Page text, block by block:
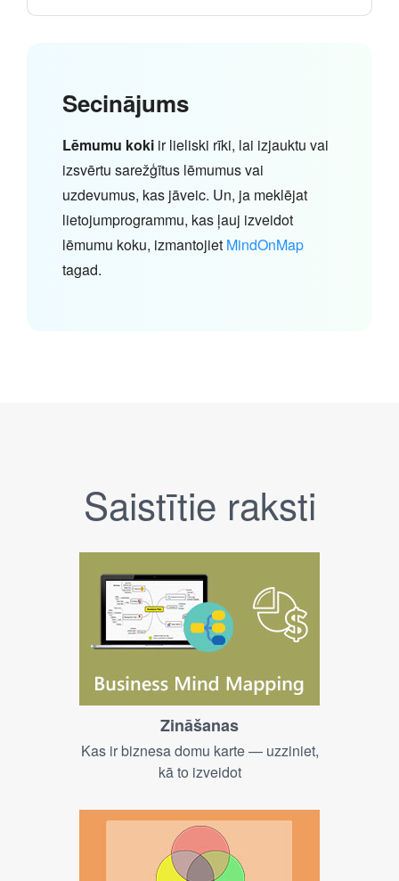
Secinājums
Lēmumu koki ir lieliski rīki, lai izjauktu vai
izsvērtu sarežģītus lēmumus vai
uzdevumus, kas jāveic. Un, ja meklējat
lietojumprogrammu, kas ļauj izveidot
lēmumu koku, izmantojiet MindOnMap
tagad.
Saistītie raksti
Zināšanas
Kas ir biznesa domu karte — uzziniet,
kā to izveidot